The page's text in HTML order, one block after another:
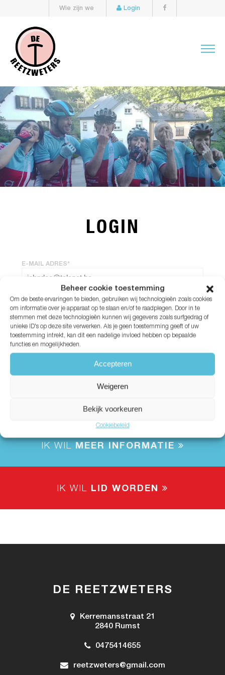
Beheer cookie toestemming
Om de beste ervaringen te bieden, gebruiken wij technologieën zoals cookies
om informatie over je apparaat op te slaan en/of te raadplegen. Door in te
stemmen met deze technologieën kunnen wij gegevens zoals surfgedrag of
unieke ID's op deze site verwerken. Als je geen toestemming geeft of uw
toestemming intrekt, kan dit een nadelige invloed hebben op bepaalde
functies en mogelijkheden.
Accepteren
Weigeren
Bekijk voorkeuren
Cookiebeleid
Wie zijn we Login
LOGIN
E-MAIL ADRES*
WACHTWOORD*
Wachtwoord vergeten?
IK WIL MEER INFORMATIE
IK WIL LID WORDEN
DE REETZWETERS
Kerremansstraat 21
2840 Rumst
0475414655
reetzweters@gmail.com